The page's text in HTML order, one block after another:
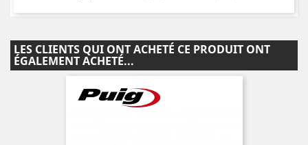
LES CLIENTS QUI ONT ACHETÉ CE PRODUIT ONT
ÉGALEMENT ACHETÉ...